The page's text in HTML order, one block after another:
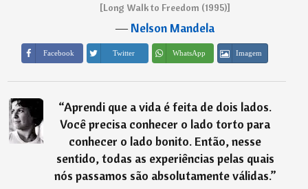
[Long Walk to Freedom (1995)]
―Nelson Mandela
Facebook Twitter WhatsApp Imagem
“Aprendi que a vida é feita de dois lados.
Você precisa conhecer o lado torto para
conhecer o lado bonito. Então, nesse
sentido, todas as experiências pelas quais
nós passamos são absolutamente válidas.”